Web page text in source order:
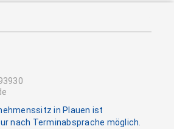
in Plauen ist
nach Terminabsprache möglich.